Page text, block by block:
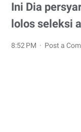
Ini Dia
lolos seleksi
8:52 PM Post a